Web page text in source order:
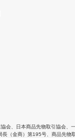
協会、 日本商品先物取引協会、
長（金商）第195号、商品先物